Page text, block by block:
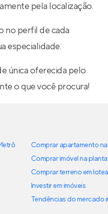
pela localização.
no perfil de cada
especialidade.
única oferecida pelo
o que você procura!
Comprar apartamento
Comprar imóvel na planta
Comprar terreno em
Investir em imóveis
Tendências do mercado